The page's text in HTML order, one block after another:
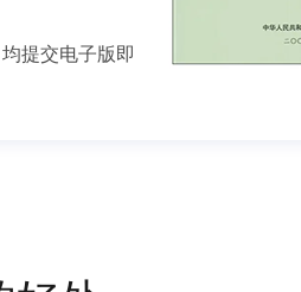
提交电子版即